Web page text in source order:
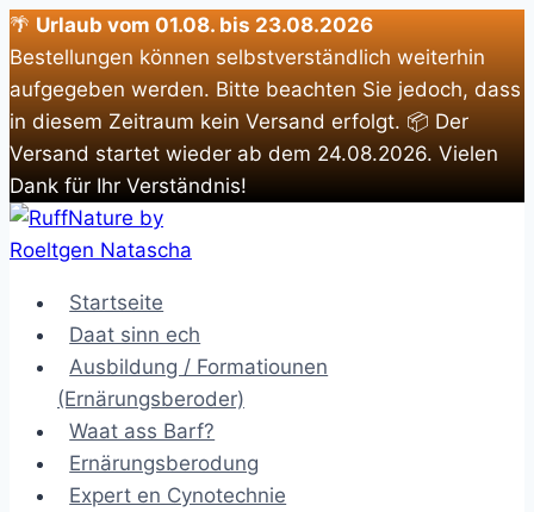
🌴 Urlaub vom 01.08. bis 23.08.2026
Bestellungen können selbstverständlich weiterhin
aufgegeben werden. Bitte beachten Sie jedoch, dass
in diesem Zeitraum kein Versand erfolgt. 📦 Der
Versand startet wieder ab dem 24.08.2026. Vielen
Dank für Ihr Verständnis!
Zum
Inhalt
Startseite
Daat sinn ech
Ausbildung / Formatiounen
(Ernärungsberoder)
Waat ass Barf?
Ernärungsberodung
Expert en Cynotechnie